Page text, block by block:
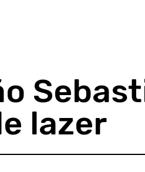
lazer